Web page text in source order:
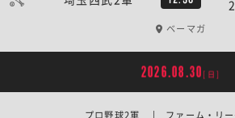
ベーマガ
2026.08.30 [日]